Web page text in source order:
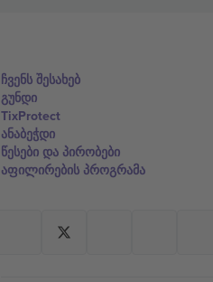
ჩვენს შესახებ
გუნდი
TixProtect
ანაბეჭდი
წესები და პირობები
აფილირების პროგრამა